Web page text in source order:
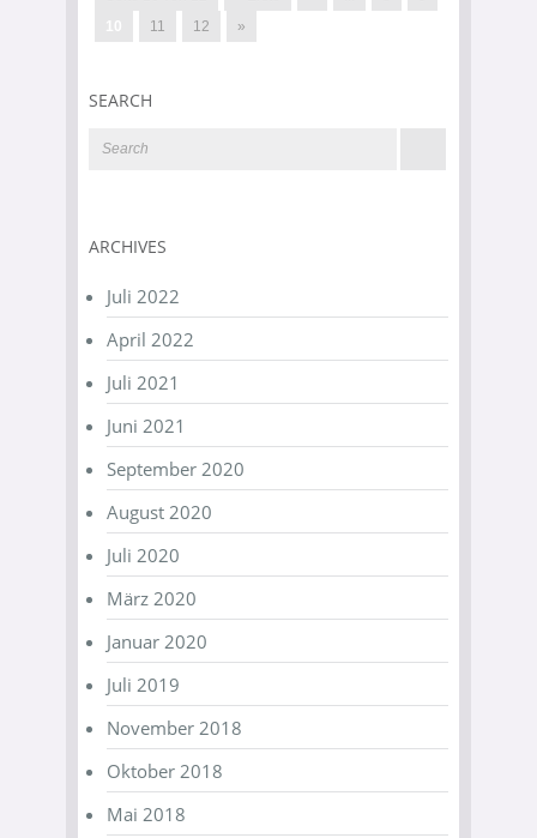
10
11 12 »
SEARCH
ARCHIVES
Juli 2022
April 2022
Juli 2021
Juni 2021
September 2020
August 2020
Juli 2020
März 2020
Januar 2020
Juli 2019
November 2018
Oktober 2018
Mai 2018